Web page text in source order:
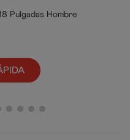
Pulgadas Hombre